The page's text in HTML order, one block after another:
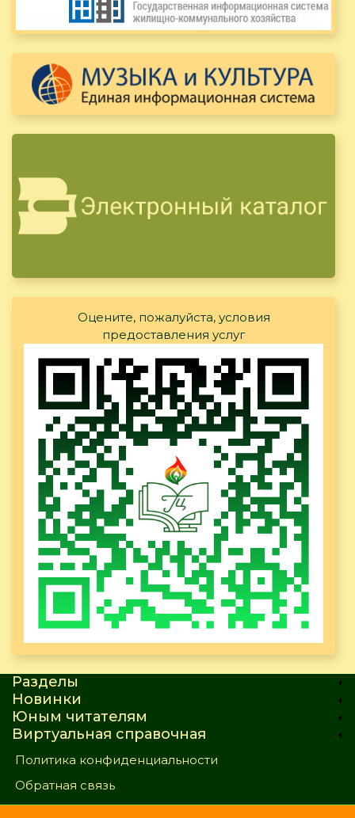
Оцените, пожалуйста, условия
предоставления услуг
Разделы
Новинки
Юным читателям
Виртуальная справочная
Политика конфиденциальности
Обратная связь